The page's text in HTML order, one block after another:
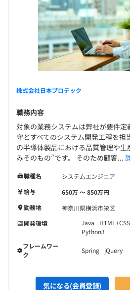
Reactなどのスキルが習得できま
◆年次別フォローアップ研修
入社2～3年目を中心に、業務使
手意識のある技術を中心に復習し
また、将来必要になるビジネスス
IT業界の職種は年を追うごとに複
目標が一生の目標とは限りません
入社2～3年目、昇格対象者、当
マップを策定します。
◆DX研修
データサイエンスを学び、DX人
応えられるスキルを習得できます。
テーマ例：機械学習、Python
CPU：Core i7-1165G7、メモリ：
Windows新品ノート。
縦横回転・給電できるタイプを含
・残業手当（残業時間に応じて支
・資格保有手当（基本情報技術者
用情報技術者の場合:2,000円/月
・在宅勤務手当（月11日以上在
・通勤手当（月11日以上出社予
・交通費（実費）
・役職手当（役職による）
・定期賞与（月給1.5か月分×年２
・決算賞与（会社業績による）
※2023年度実績：月給2.39か月分
※2024年度実績：月給3.52か月分
※初回は在籍期間に応じて支給
社内検定等の制度の有無及びその
前年度の月平均所定外労働時間の
14.0時間
13.0日
前事業年度の育児休業取得者数
男性0人/1人
女性0人/0人
役員及び管理的地位にある者に占
役員14.0%
管理職0.0%
株式会社日本プロテック
職務内容
対象の業務システムは弊社が要件
守とすべてのシステム開発工程を担
の半導体製品における品質管理や生
みそのもの”です。 そのため顧客...
職種名
システムエンジニア
給与
650万 〜 850万円
勤務地
神奈川県横浜市栄区
開発環境
Java HTML+CSS
Python3
フレームワー
ク
Spring jQuery
気になる(会員登録)